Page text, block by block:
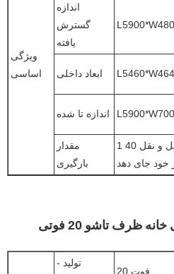
ویژگی
اساسی
اندازه
گسترش
یافته
ابعاد داخلی
اندازه تا شده
مقدار
بارگیری
1 کانتینر حمل و نقل 40HQ می تواند 6
خود جای دهد
ظرف تاشو 20 فوتی
تولید -
20 فوت